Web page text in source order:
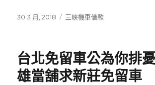
發
30 3 月, 2018
分
三峽機車借款
台北免留車公為你排
雄當舖求新莊免留車